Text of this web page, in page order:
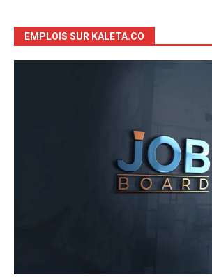
EMPLOIS SUR KALETA.CO